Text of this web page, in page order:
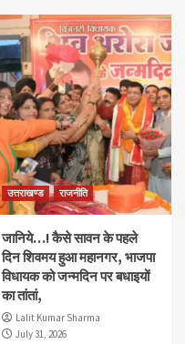
उत्तराखण्ड राजनीति
जानिये…! कैसे सावन के पहले
दिन शिवमय हुआ महानगर, भाजपा
विधायक को जन्मदिन पर बधाइयों
का तांतां,
Lalit Kumar Sharma
July 31, 2026